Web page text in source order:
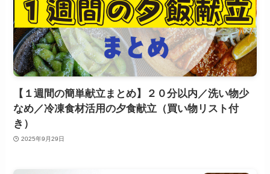
【１週間の簡単献立まとめ】２０分以内／洗い物少
なめ／冷凍食材活用の夕食献立（買い物リスト付
き）
2025年9月29日